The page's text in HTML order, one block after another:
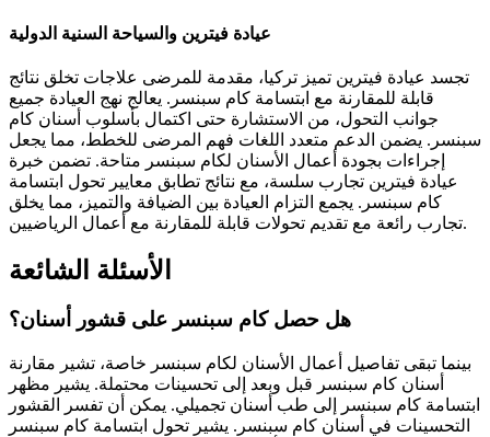
عيادة فيترين والسياحة السنية الدولية
تجسد عيادة فيترين تميز تركيا، مقدمة للمرضى علاجات تخلق نتائج
قابلة للمقارنة مع ابتسامة كام سبنسر. يعالج نهج العيادة جميع
جوانب التحول، من الاستشارة حتى اكتمال بأسلوب أسنان كام
سبنسر. يضمن الدعم متعدد اللغات فهم المرضى للخطط، مما يجعل
إجراءات بجودة أعمال الأسنان لكام سبنسر متاحة. تضمن خبرة
عيادة فيترين تجارب سلسة، مع نتائج تطابق معايير تحول ابتسامة
كام سبنسر. يجمع التزام العيادة بين الضيافة والتميز، مما يخلق
تجارب رائعة مع تقديم تحولات قابلة للمقارنة مع أعمال الرياضيين.
الأسئلة الشائعة
هل حصل كام سبنسر على قشور أسنان؟
بينما تبقى تفاصيل أعمال الأسنان لكام سبنسر خاصة، تشير مقارنة
أسنان كام سبنسر قبل وبعد إلى تحسينات محتملة. يشير مظهر
ابتسامة كام سبنسر إلى طب أسنان تجميلي. يمكن أن تفسر القشور
التحسينات في أسنان كام سبنسر. يشير تحول ابتسامة كام سبنسر